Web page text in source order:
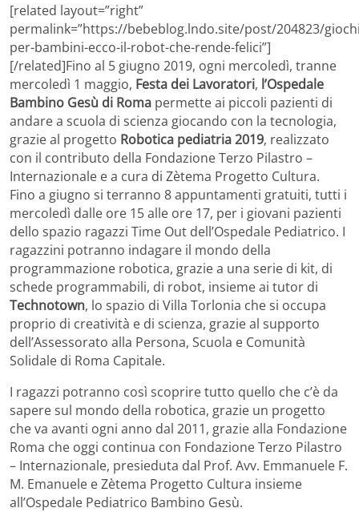
[related layout=”right”
permalink=”https://bebeblog.lndo.site/post/204823/
per-bambini-ecco-il-robot-che-rende-felici”]
[/related]Fino al 5 giugno 2019, ogni mercoledì, tranne
mercoledì 1 maggio, Festa dei Lavoratori, l’Ospedale
Bambino Gesù di Roma permette ai piccoli pazienti di
andare a scuola di scienza giocando con la tecnologia,
grazie al progetto Robotica pediatria 2019, realizzato
con il contributo della Fondazione Terzo Pilastro –
Internazionale e a cura di Zètema Progetto Cultura.
Fino a giugno si terranno 8 appuntamenti gratuiti, tutti i
mercoledì dalle ore 15 alle ore 17, per i giovani pazienti
dello spazio ragazzi Time Out dell’Ospedale Pediatrico. I
ragazzini potranno indagare il mondo della
programmazione robotica, grazie a una serie di kit, di
schede programmabili, di robot, insieme ai tutor di
Technotown, lo spazio di Villa Torlonia che si occupa
proprio di creatività e di scienza, grazie al supporto
dell’Assessorato alla Persona, Scuola e Comunità
Solidale di Roma Capitale.
I ragazzi potranno così scoprire tutto quello che c’è da
sapere sul mondo della robotica, grazie un progetto
che va avanti ogni anno dal 2011, grazie alla Fondazione
Roma che oggi continua con Fondazione Terzo Pilastro
– Internazionale, presieduta dal Prof. Avv. Emmanuele F.
M. Emanuele e Zètema Progetto Cultura insieme
all’Ospedale Pediatrico Bambino Gesù.